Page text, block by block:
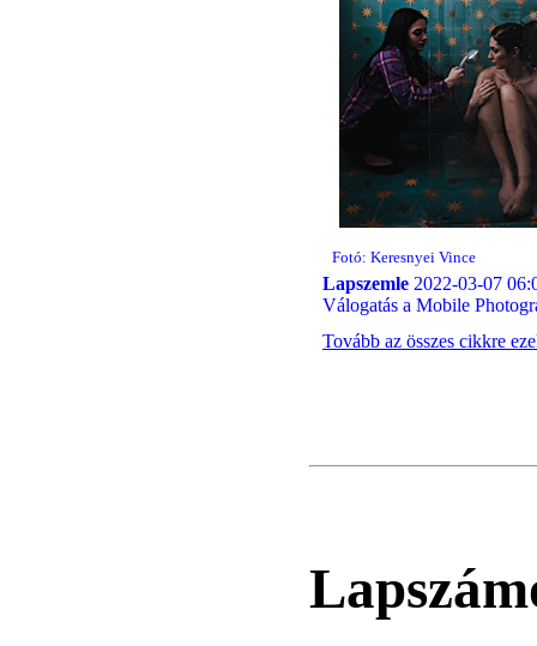
Fotó: Keresnyei Vince
Lapszemle 2022-03-07
Válogatás a Mobile
Tovább az összes cikkre